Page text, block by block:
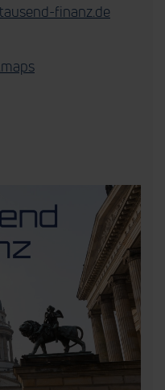
finanz.de